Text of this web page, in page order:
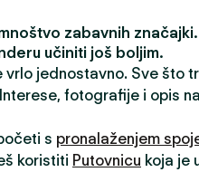
zabavnih
učiniti još boljim.
vrlo jednostavno. Sve što
fotografije i opis
s pronalaženjem
koristiti Putovnicu koja je